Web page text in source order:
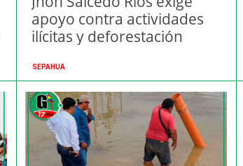
apoyo contra actividades
ilícitas y deforestación
SEPAHUA